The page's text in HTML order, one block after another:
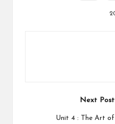
Next Post
Unit 4 : The Art of